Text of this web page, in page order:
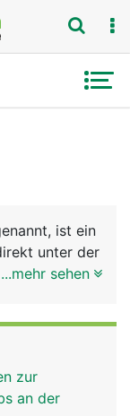
ist ein
unter der
...mehr sehen
zur
an der